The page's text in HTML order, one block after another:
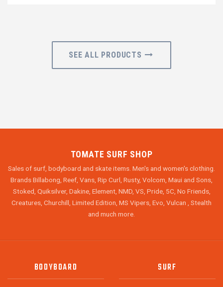
SEE ALL PRODUCTS
TOMATE SURF SHOP
Sales of surf, bodyboard and skate items. Men's and women's clothing.
Brands Billabong, Reef, Vans, Rip Curl, Rusty, Volcom, Maui and Sons,
Stoked, Quiksilver, Dakine, Element, NMD, VS, Pride, 5C, No Friends,
Creatures, Churchill, Limited Edition, MS Vipers, Evo, Vulcan , Stealth
and much more.
BODYBOARD SURF